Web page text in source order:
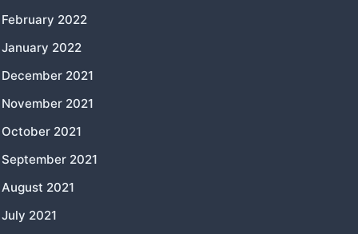
February 2022
January 2022
December 2021
November 2021
October 2021
September 2021
August 2021
July 2021